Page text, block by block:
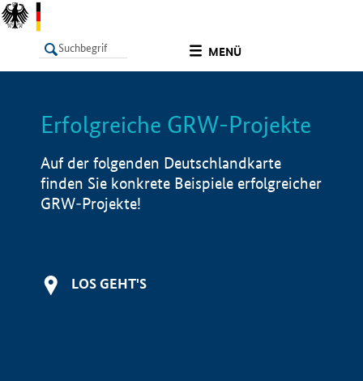
MENÜ
LISTE Info
Erfolgreiche GRW-Projekte
Auf der folgenden Deutschlandkarte
finden Sie konkrete Beispiele erfolgreicher
GRW-Projekte!
LOS GEHT'S